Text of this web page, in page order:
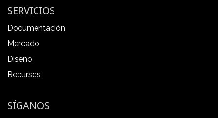
SERVICIOS
Documentación
Mercado
Diseño
Recursos
SÍGANOS